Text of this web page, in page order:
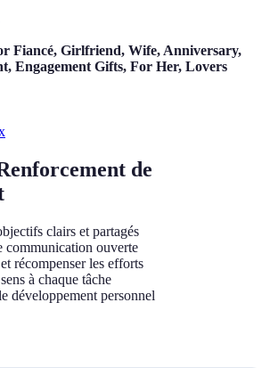
Fiancé, Girlfriend, Wife, Anniversary,
Engagement Gifts, For Her, Lovers
de
clairs et partagés
communication ouverte
récompenser les efforts
à chaque tâche
développement personnel